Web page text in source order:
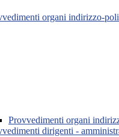
organi indirizzo-
Provvedimenti organi
dirigenti -